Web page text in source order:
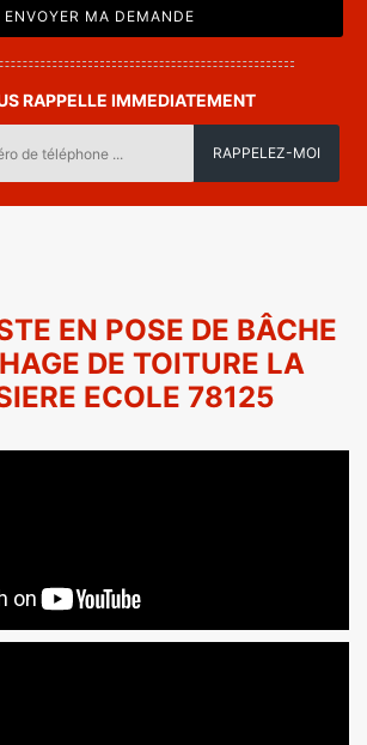
RAPPELLE IMMEDIATEMENT
EN POSE DE BÂCHE
DE TOITURE LA
ECOLE 78125